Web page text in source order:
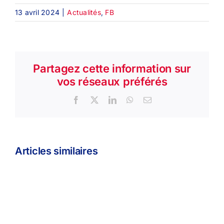
13 avril 2024 Actualités, FB
Partagez cette information sur
vos réseaux préférés
Facebook
X LinkedInWhatsApp
Email
Articles similaires